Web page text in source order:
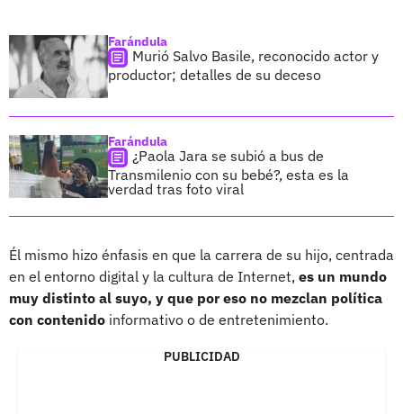
Farándula
Murió Salvo Basile, reconocido actor y
productor; detalles de su deceso
Farándula
¿Paola Jara se subió a bus de
Transmilenio con su bebé?, esta es la
verdad tras foto viral
Él mismo hizo énfasis en que la carrera de su hijo, centrada
en el entorno digital y la cultura de Internet, es un mundo
muy distinto al suyo, y que por eso no mezclan política
con contenido informativo o de entretenimiento.
PUBLICIDAD